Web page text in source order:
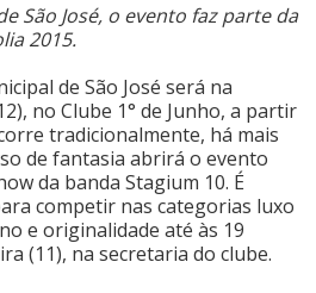
São José, o evento faz parte da
2015.
de São José será na
no Clube 1° de Junho, a partir
tradicionalmente, há mais
de fantasia abrirá o evento
da banda Stagium 10. É
competir nas categorias luxo
e originalidade até às 19
(11), na secretaria do clube.